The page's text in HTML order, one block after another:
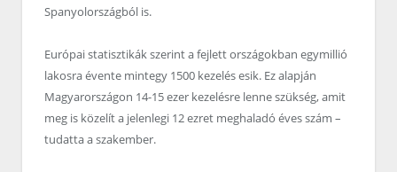
Spanyolországból is.
Európai statisztikák szerint a fejlett országokban egymillió
lakosra évente mintegy 1500 kezelés esik. Ez alapján
Magyarországon 14-15 ezer kezelésre lenne szükség, amit
meg is közelít a jelenlegi 12 ezret meghaladó éves szám –
tudatta a szakember.